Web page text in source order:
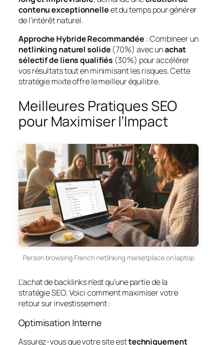
contenu exceptionnelleet du temps pour générer
de l’intérêt naturel.
Approche Hybride Recommandée : Combineer un
netlinking naturel solide (70%) avec unachat
sélectif de liens qualifiés (30%) pour accélérer
vos résultats tout en minimisant les risques. Cette
stratégie mixte offre le meilleur équilibre.
Meilleures Pratiques SEO
pour Maximiser l’Impact
Person browsing French netlinking marketplace on laptop
L’achat de backlinks n’est qu’une partie de la
stratégie SEO. Voici comment maximiser votre
retour sur investissement :
Optimisation Interne
Assurez-vous que votre site esttechniquement